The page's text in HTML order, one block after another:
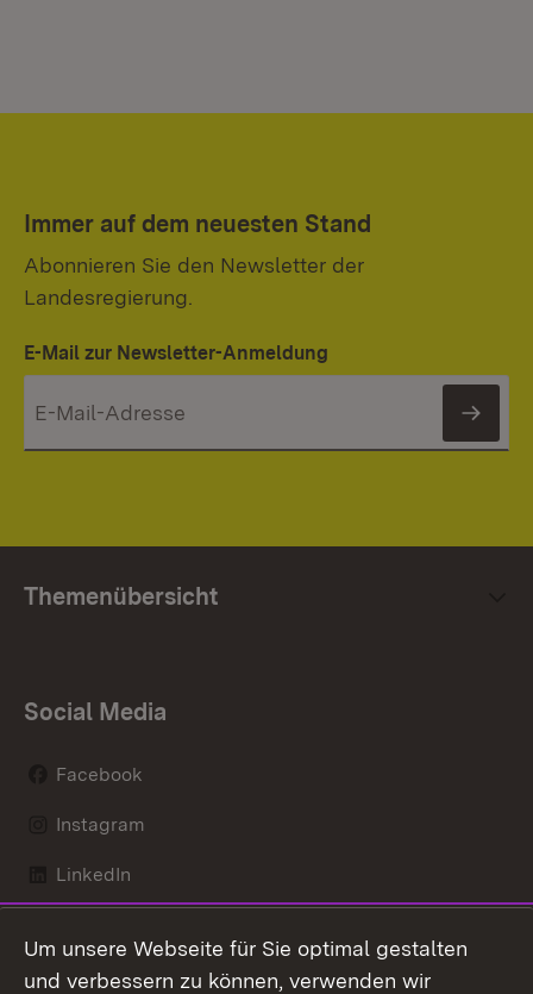
Immer auf dem neuesten Stand
Abonnieren Sie den Newsletter der
Landesregierung.
E-Mail zur Newsletter-Anmeldung
Themenübersicht
Social Media
Facebook
Instagram
LinkedIn
X / Twitter
Um unsere Webseite für Sie optimal gestalten
und verbessern zu können, verwenden wir